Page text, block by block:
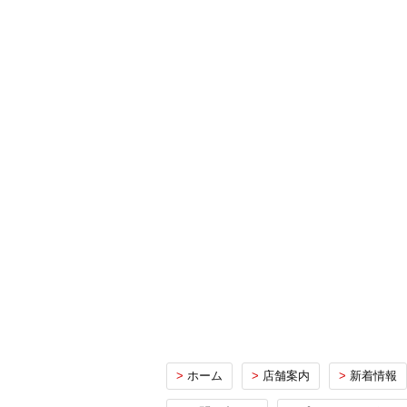
> ホーム > 店舗案内 > 新着情報